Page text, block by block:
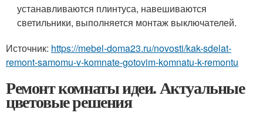
устанавливаются плинтуса, навешиваются
светильники, выполняется монтаж выключателей.
Источник: https://mebel-doma23.ru/novosti/kak-sdelat-
remont-samomu-v-komnate-gotovim-komnatu-k-remontu
Ремонт комнаты идеи. Актуальные
цветовые решения